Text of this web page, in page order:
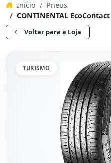
Início
Pneus
CONTINENTAL
Voltar para a Loja
TURISMO